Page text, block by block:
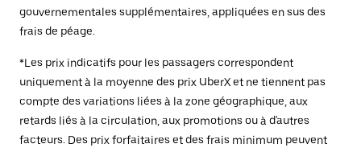
gouvernementales supplémentaires, appliquées en sus des
frais de péage.
*Les prix indicatifs pour les passagers correspondent
uniquement à la moyenne des prix UberX et ne tiennent pas
compte des variations liées à la zone géographique, aux
retards liés à la circulation, aux promotions ou à d'autres
facteurs. Des prix forfaitaires et des frais minimum peuvent